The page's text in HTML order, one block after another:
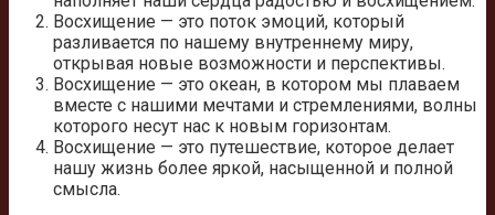
Восхищение — это поток эмоций, который
разливается по нашему внутреннему миру,
открывая новые возможности и перспективы.
Восхищение — это океан, в котором мы плаваем
вместе с нашими мечтами и стремлениями, волны
которого несут нас к новым горизонтам.
Восхищение — это путешествие, которое делает
нашу жизнь более яркой, насыщенной и полной
смысла.